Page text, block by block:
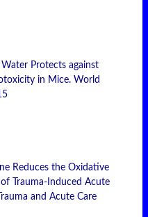
Protects against
in Mice. World
Reduces the Oxidative
Trauma-Induced Acute
and Acute Care